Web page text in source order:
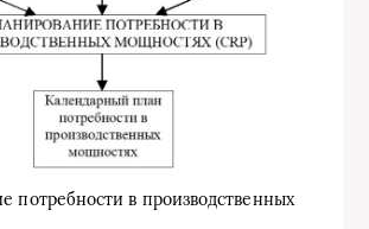
потребности в производственных